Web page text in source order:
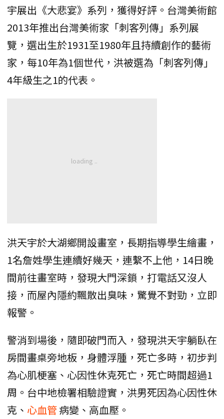
宇展出《大悲宴》系列，獲得好評。台灣美術館
2013年推出台灣美術家「刺客列傳」系列展
覽，選出生於1931至1980年且持續創作的藝術
家，每10年為1個世代，洪被選為「刺客列傳」
4年級生之1的代表。
洪天宇於大湖鄉開設畫室，長期指導學生繪畫，
1名詹姓學生連續好幾天，連繫不上他，14日晚
間前往畫室時，發現大門深鎖，打電話又沒人
接，而屋內隱約飄散出臭味，驚覺不對勁，立即
報警。
警消到場後，隨即破門而入，發現洪天宇躺臥在
房間畫桌旁地板，身體浮腫，死亡多時，初步判
為心肌梗塞、心因性休克死亡，死亡時間超過1
周。台中地檢署相驗證實，洪男死因為心因性休
克、 心血管病變、高血壓。